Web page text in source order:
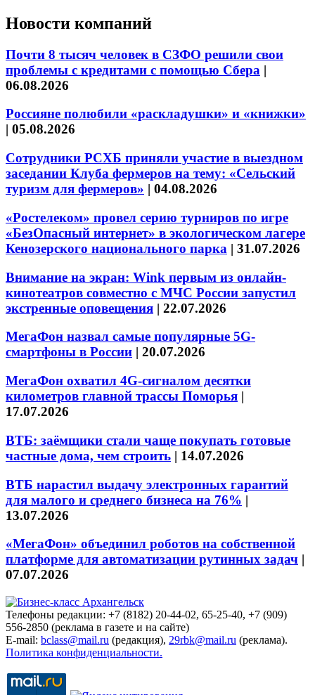
Новости компаний
Почти 8 тысяч человек в СЗФО решили свои
проблемы с кредитами с помощью Сбера |
06.08.2026
Россияне полюбили «раскладушки» и «книжки»
| 05.08.2026
Сотрудники РСХБ приняли участие в выездном
заседании Клуба фермеров на тему: «Сельский
туризм для фермеров» | 04.08.2026
«Ростелеком» провел серию турниров по игре
«БезОпасный интернет» в экологическом лагере
Кенозерского национального парка | 31.07.2026
Внимание на экран: Wink первым из онлайн-
кинотеатров совместно с МЧС России запустил
экстренные оповещения | 22.07.2026
МегаФон назвал самые популярные 5G-
смартфоны в России | 20.07.2026
МегаФон охватил 4G-сигналом десятки
километров главной трассы Поморья |
17.07.2026
ВТБ: заёмщики стали чаще покупать готовые
частные дома, чем строить | 14.07.2026
ВТБ нарастил выдачу электронных гарантий
для малого и среднего бизнеса на 76% |
13.07.2026
«МегаФон» объединил роботов на собственной
платформе для автоматизации рутинных задач |
07.07.2026
Телефоны редакции: +7 (8182) 20-44-02, 65-25-40, +7 (909)
556-2850 (реклама в газете и на сайте)
E-mail: bclass@mail.ru (редакция), 29rbk@mail.ru (реклама).
Политика конфиденциальности.